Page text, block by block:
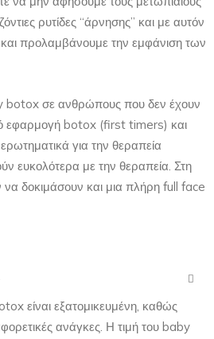
ρυτίδες “άρνησης” και με αυτόν
προλαμβάνουμε την εμφάνιση των
botox σε ανθρώπους που δεν έχουν
εφαρμογή botox (first timers) και
για την θεραπεία
ευκολότερα με την θεραπεία. Στη
να δοκιμάσουν και μια πλήρη full face
είναι εξατομικευμένη, καθώς
ανάγκες. Η τιμή του baby